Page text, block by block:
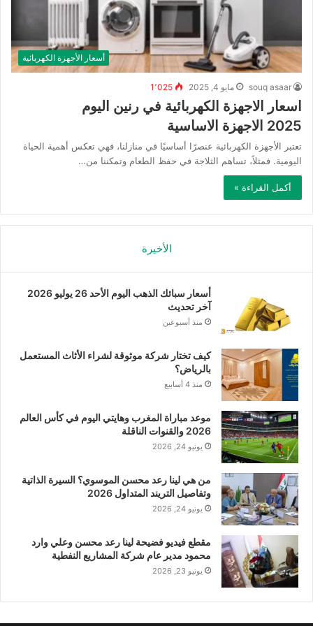
أسعار الأجهزة الكهربائية
souq asaar مايو 4, 2025 1٬025
اسعار الاجهزة الكهربائية في رنين اليوم
2025 الاجهزة الاساسية
تعتبر الأجهزة الكهربائية عنصرًا أساسيًا في منازلنا، فهي تعكس أهمية الحياة
اليومية. فمثلاً، تساهم الثلاجة في حفظ الطعام وتمكننا من…
أكمل القراءة »
الأخيرة
أسعار سبائك الذهب اليوم الأحد 26 يوليو 2026
آخر تحديث
منذ أسبوعين
كيف تختار شركة موثوقة لشراء الأثاث المستعمل
بالرياض؟
منذ 4 أسابيع
موعد مباراة المغرب وهايتي اليوم في كأس العالم
2026 والقنوات الناقلة
يونيو 24, 2026
من هي لينا رعد محسن الموسوي؟ السيرة الذاتية
وتفاصيل التريند المتداول 2026
يونيو 24, 2026
مقطع فيديو فضيحة لينا رعد محسن وعلي وارد
محمود مدير عام شركة المشاريع النفطية
يونيو 23, 2026